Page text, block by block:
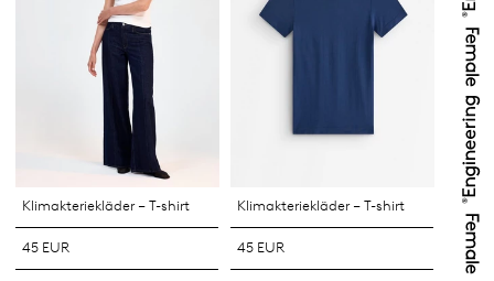
Klimakteriekläder – T-shirt
45 EUR
Klimakteriekläder – T-shirt
45 EUR